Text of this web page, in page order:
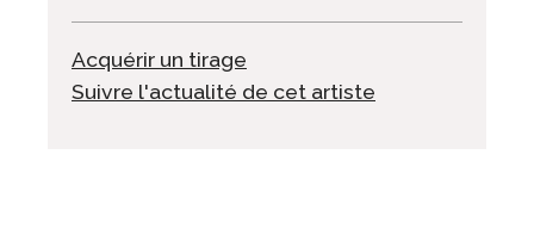
Acquérir un tirage
Suivre l'actualité de cet artiste